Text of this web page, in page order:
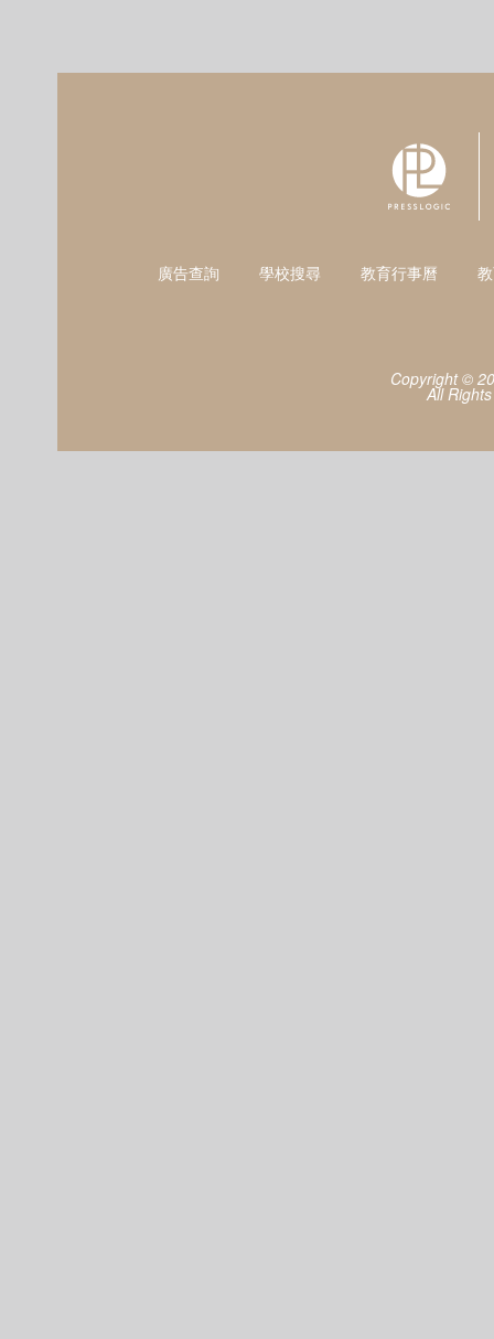
廣告查詢 學校搜尋 教育行事曆
Copyright ©
All